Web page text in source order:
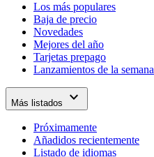
Los más populares
Baja de precio
Novedades
Mejores del año
Tarjetas prepago
Lanzamientos de la semana
Más listados expand_more
Próximamente
Añadidos recientemente
Listado de idiomas